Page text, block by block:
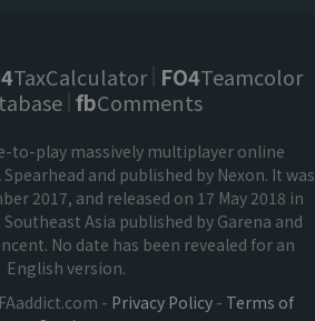
TaxCalculator FO4Teamcolor
fbComments
to-play massively multiplayer online
and published by Nexon. It was
2017, and released on 17 May 2018 in
Asia published by Garena and
No date has been revealed for an
English version.
- Privacy Policy- Terms of